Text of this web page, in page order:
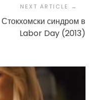
Стокхомски синдром в
Labor Day (2013)